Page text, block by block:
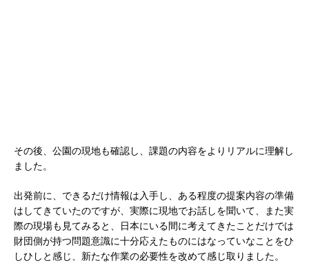
その後、公園の現地も確認し、課題の内容をよりリアルに理解し
ました。
出発前に、できるだけ情報は入手し、ある程度の提案内容の準備
はしてきていたのですが、実際に現地でお話しを聞いて、また実
際の現場も見てみると、日本にいる間に考えてきたことだけでは
財団側が持つ問題意識に十分応えたものにはなっていなことをひ
しひしと感じ、新たな作業の必要性を改めて感じ取りました。